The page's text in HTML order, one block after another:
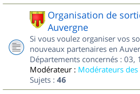
Organisation de
Auvergne
Si vous voulez organiser vos
nouveaux partenaires en
Départements concernés : 03,
Modérateur : Modérateurs
Sujets : 46